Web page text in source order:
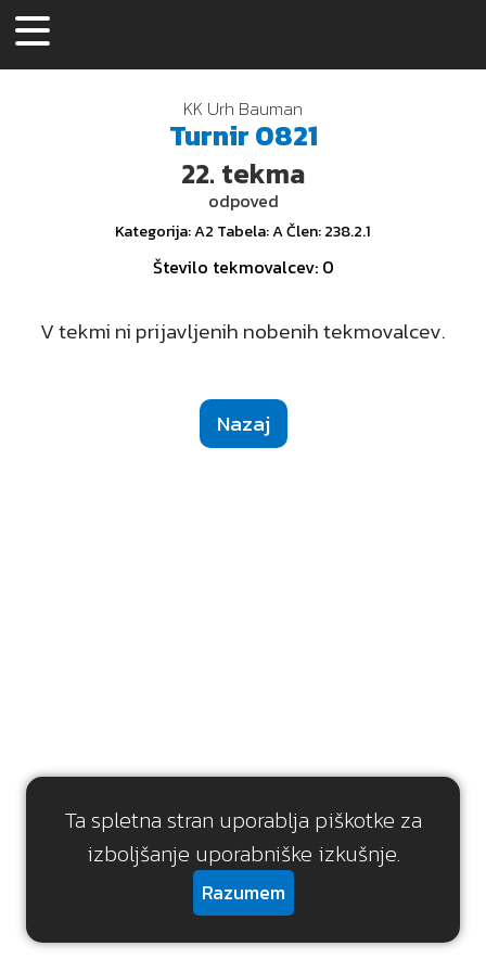
Ta spletna stran uporablja piškotke za
izboljšanje uporabniške izkušnje.
Razumem
KK Urh Bauman
Turnir0821
22. tekma
odpoved
Kategorija: A2 Tabela: AČlen: 238.2.1
Število tekmovalcev: 0
V tekmi ni prijavljenih nobenih tekmovalcev.
Nazaj